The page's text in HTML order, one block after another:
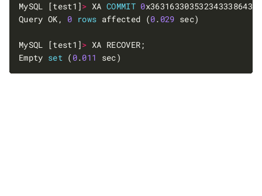
MySQL [test1]> XA COMMIT 0
Query OK, 0 rows affected (0. 029
MySQL [test1]>
Empty set ( 0.011